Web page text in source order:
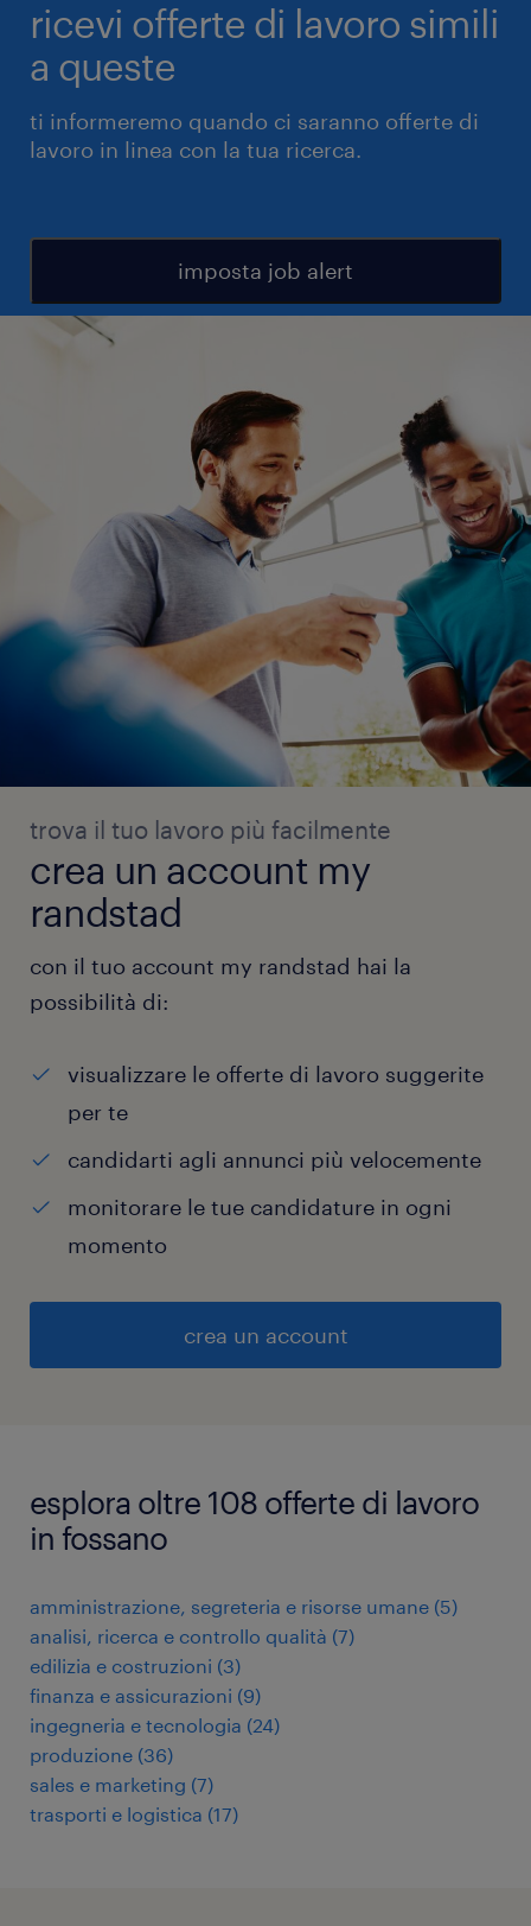
ricevi offerte di lavoro simili
a queste
ti informeremo quando ci saranno offerte di
lavoro in linea con la tua ricerca.
imposta job alert
trova il tuo lavoro più facilmente
crea un account my
randstad
con il tuo account my randstad hai la
possibilità di:
visualizzare le offerte di lavoro suggerite
per te
candidarti agli annunci più velocemente
monitorare le tue candidature in ogni
momento
crea un account
esplora oltre 108 offerte di lavoro
in fossano
amministrazione, segreteria e risorse umane (5)
analisi, ricerca e controllo qualità (7)
edilizia e costruzioni (3)
finanza e assicurazioni (9)
ingegneria e tecnologia (24)
produzione (36)
sales e marketing (7)
trasporti e logistica (17)